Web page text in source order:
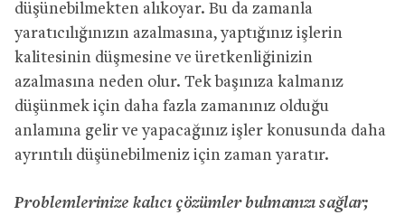
düşünebilmekten alıkoyar. Bu da zamanla
yaratıcılığınızın azalmasına, yaptığınız işlerin
kalitesinin düşmesine ve üretkenliğinizin
azalmasına neden olur. Tek başınıza kalmanız
düşünmek için daha fazla zamanınız olduğu
anlamına gelir ve yapacağınız işler konusunda daha
ayrıntılı düşünebilmeniz için zaman yaratır.
Problemlerinize kalıcı çözümler bulmanızı sağlar;